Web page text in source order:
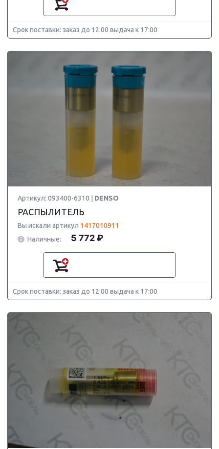
Срок поставки: заказ до 12:00 выдача к 17:00
Артикул: 093400-6310 | DENSO
РАСПЫЛИТЕЛЬ
Вы искали артикул 1417010911
Наличные:
5 772 ₽
Срок поставки: заказ до 12:00 выдача к 17:00